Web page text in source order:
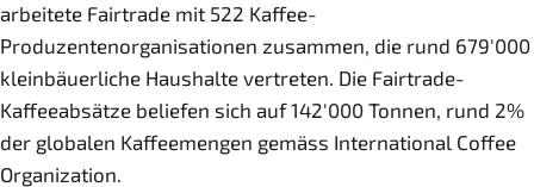
arbeitete Fairtrade mit 522 Kaffee-
Produzentenorganisationen zusammen, die rund 679'000
kleinbäuerliche Haushalte vertreten. Die Fairtrade-
Kaffeeabsätze beliefen sich auf 142'000 Tonnen, rund 2%
der globalen Kaffeemengen gemäss International Coffee
Organization.